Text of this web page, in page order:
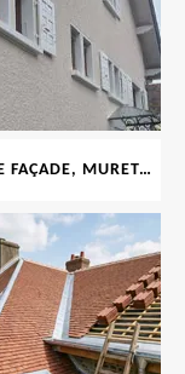
PEINTURE FAÇADE, MURET, TOITURE, BOISERIE, FERRONERIE, GOUTTIÈRE 69